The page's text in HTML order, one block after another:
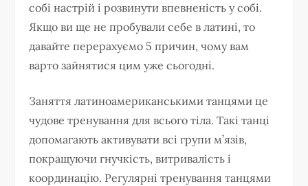
собі настрій і розвинути впевненість у собі.
Якщо ви ще не пробували себе в латині, то
давайте перерахуємо 5 причин, чому вам
варто зайнятися цим уже сьогодні.
Заняття латиноамериканськими танцями це
чудове тренування для всього тіла. Такі танці
допомагають активувати всі групи м’язів,
покращуючи гнучкість, витривалість і
координацію. Регулярні тренування танцями